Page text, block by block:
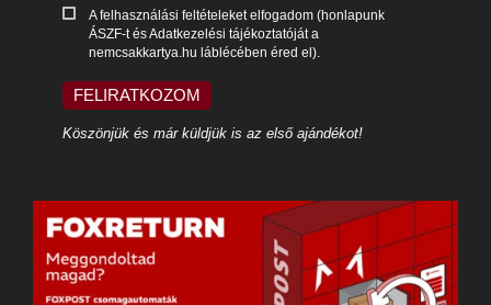
A felhasználási feltételeket elfogadom (honlapunk
ÁSZF-t és Adatkezelési tájékoztatóját a
nemcsakkartya.hu láblécében éred el).
FELIRATKOZOM
Köszönjük és már küldjük is az első ajándékot!